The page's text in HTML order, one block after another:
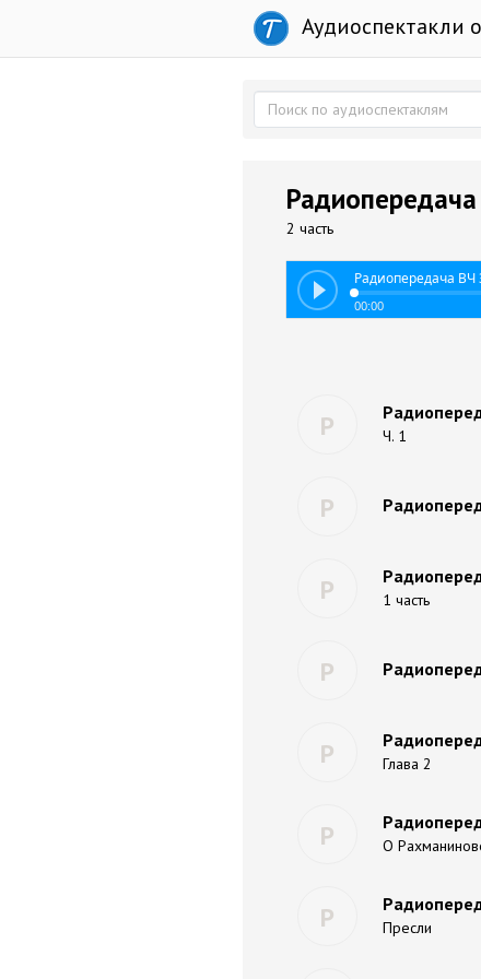
Аудиоспектакли
2 часть
Радиопередача ВЧ
00:00
Р Ч. 1
Р
Р 1 часть
Р
Р Глава 2
Р О
Р Пресли